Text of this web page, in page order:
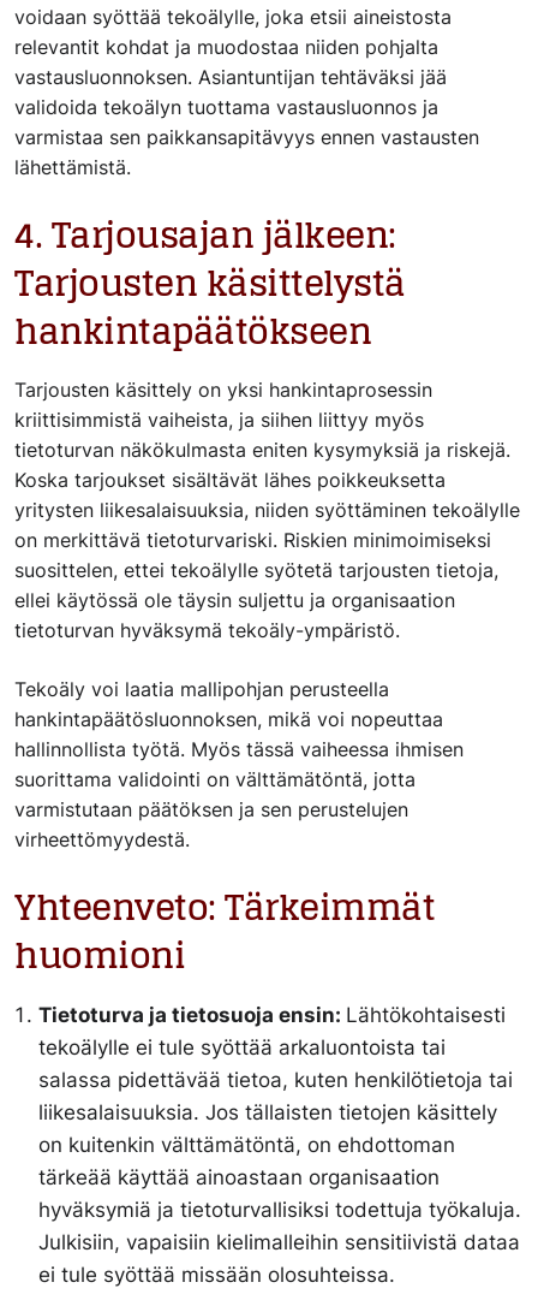
voidaan syöttää tekoälylle, joka etsii aineistosta
relevantit kohdat ja muodostaa niiden pohjalta
vastausluonnoksen. Asiantuntijan tehtäväksi jää
validoida tekoälyn tuottama vastausluonnos ja
varmistaa sen paikkansapitävyys ennen vastausten
lähettämistä.
4. Tarjousajan jälkeen:
Tarjousten käsittelystä
hankintapäätökseen
Tarjousten käsittely on yksi hankintaprosessin
kriittisimmistä vaiheista, ja siihen liittyy myös
tietoturvan näkökulmasta eniten kysymyksiä ja riskejä.
Koska tarjoukset sisältävät lähes poikkeuksetta
yritysten liikesalaisuuksia, niiden syöttäminen tekoälylle
on merkittävä tietoturvariski. Riskien minimoimiseksi
suosittelen, ettei tekoälylle syötetä tarjousten tietoja,
ellei käytössä ole täysin suljettu ja organisaation
tietoturvan hyväksymä tekoäly-ympäristö.
Tekoäly voi laatia mallipohjan perusteella
hankintapäätösluonnoksen, mikä voi nopeuttaa
hallinnollista työtä. Myös tässä vaiheessa ihmisen
suorittama validointi on välttämätöntä, jotta
varmistutaan päätöksen ja sen perustelujen
virheettömyydestä.
Yhteenveto: Tärkeimmät
huomioni
Tietoturva ja tietosuoja ensin: Lähtökohtaisesti
tekoälylle ei tule syöttää arkaluontoista tai
salassa pidettävää tietoa, kuten henkilötietoja tai
liikesalaisuuksia. Jos tällaisten tietojen käsittely
on kuitenkin välttämätöntä, on ehdottoman
tärkeää käyttää ainoastaan organisaation
hyväksymiä ja tietoturvallisiksi todettuja työkaluja.
Julkisiin, vapaisiin kielimalleihin sensitiivistä dataa
ei tule syöttää missään olosuhteissa.